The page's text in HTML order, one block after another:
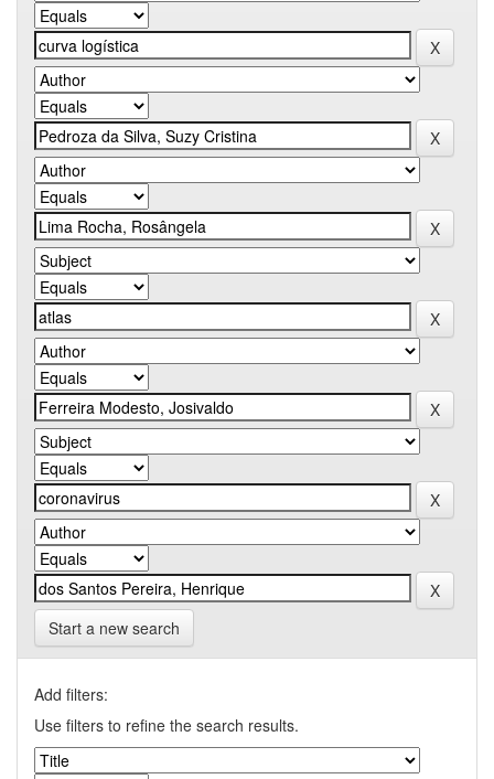
Start a new search
Add filters:
Use filters to refine the search results.